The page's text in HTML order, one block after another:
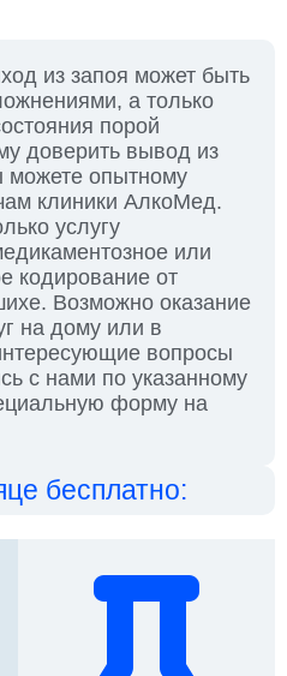
из запоя может быть
а только
порой
доверить вывод из
опытному
клиники АлкоМед.
услугу
или
кодирование от
Возможно оказание
на дому или в
вопросы
с нами по указанному
форму на
бесплатно: